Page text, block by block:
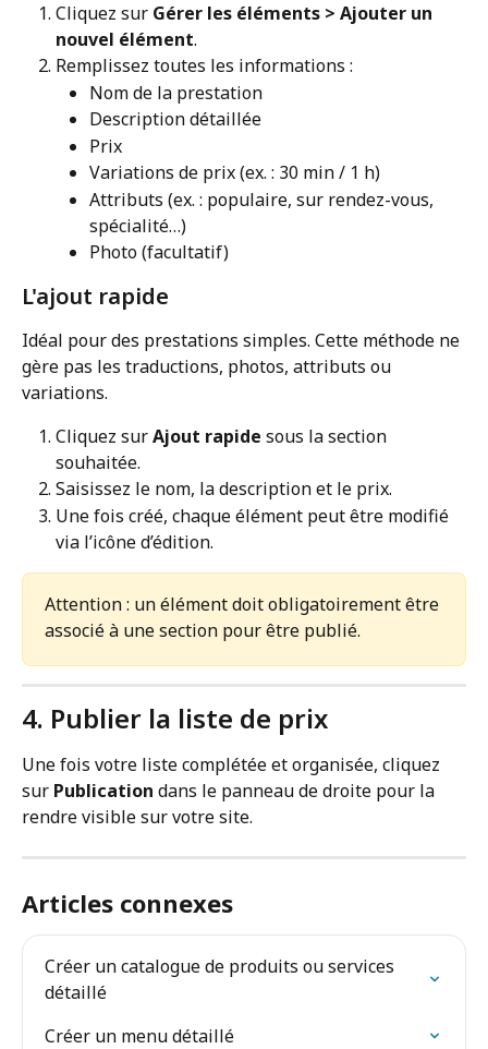
Cliquez sur Gérer les éléments > Ajouter un
nouvel élément.
Remplissez toutes les informations :
Nom de la prestation
Description détaillée
Prix
Variations de prix (ex. : 30 min / 1 h)
Attributs (ex. : populaire, sur rendez-vous,
spécialité…)
Photo (facultatif)
L'ajout rapide
Idéal pour des prestations simples. Cette méthode ne
gère pas les traductions, photos, attributs ou
variations.
Cliquez sur Ajout rapide sous la section
souhaitée.
Saisissez le nom, la description et le prix.
Une fois créé, chaque élément peut être modifié
via l’icône d’édition.
Attention : un élément doit obligatoirement être
associé à une section pour être publié.
4. Publier la liste de prix
Une fois votre liste complétée et organisée, cliquez
sur Publication dans le panneau de droite pour la
rendre visible sur votre site.
Articles connexes
Créer un catalogue de produits ou services
détaillé
Créer un menu détaillé